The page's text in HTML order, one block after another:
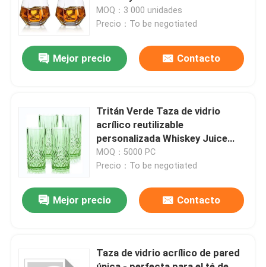
Control de Calidad
Solicitar una cotización
Botellas de vidrio
Tazas de vidrio
MOQ：3 000 unidades
Precio：To be negotiated
Mejor precio Contacto
Tritán Verde Taza de vidrio
acrílico reutilizable
personalizada Whiskey Juice
Agua
MOQ：5000 PC
Precio：To be negotiated
Mejor precio Contacto
Taza de vidrio acrílico de pared